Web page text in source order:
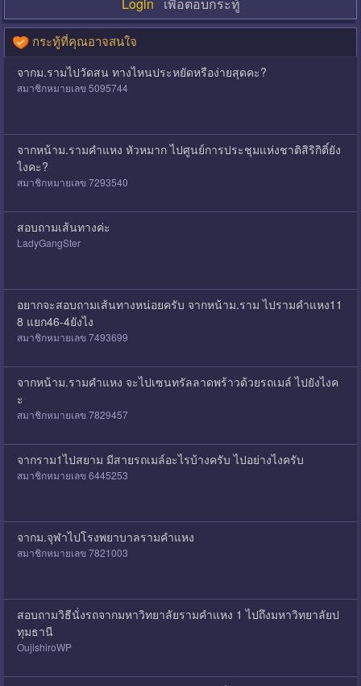
กระทู้ที่คุณอาจสนใจ
จากม.รามไปวัดสน ทางไหนประหยัดหรือง่ายสุดคะ?
สมาชิกหมายเลข 5095744
จากหน้าม.รามคำแหง หัวหมาก ไปศูนย์การประชุมแห่งชาติสิริกิติ์ยัง
ไงคะ?
สมาชิกหมายเลข 7293540
สอบถามเส้นทางค่ะ
LadyGangSter
อยากจะสอบถามเส้นทางหน่อยครับ จากหน้าม.ราม ไปรามคำแหง11
8 แยก46-4ยังไง
สมาชิกหมายเลข 7493699
จากหน้าม.รามคำแหง จะไปเซนทรัลลาดพร้าวด้วยรถเมล์ ไปยังไงค
ะ
สมาชิกหมายเลข 7829457
จากราม1ไปสยาม มีสายรถเมล์อะไรบ้างครับ ไปอย่างไงครับ
สมาชิกหมายเลข 6445253
จากม.จุฬาไปโรงพยาบาลรามคำแหง
สมาชิกหมายเลข 7821003
สอบถามวิธีนั่งรถจากมหาวิทยาลัยรามคำแหง 1 ไปถึงมหาวิทยาลัยป
ทุมธานี
OujishiroWP